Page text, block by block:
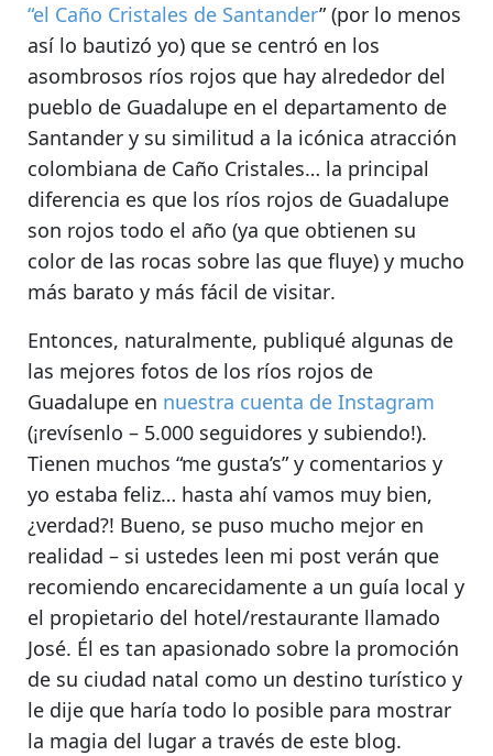
“el Caño Cristales de Santander” (por lo menos
así lo bautizó yo) que se centró en los
asombrosos ríos rojos que hay alrededor del
pueblo de Guadalupe en el departamento de
Santander y su similitud a la icónica atracción
colombiana de Caño Cristales… la principal
diferencia es que los ríos rojos de Guadalupe
son rojos todo el año (ya que obtienen su
color de las rocas sobre las que fluye) y mucho
más barato y más fácil de visitar.
Entonces, naturalmente, publiqué algunas de
las mejores fotos de los ríos rojos de
Guadalupe en nuestra cuenta de Instagram
(¡revísenlo – 5.000 seguidores y subiendo!).
Tienen muchos “me gusta’s” y comentarios y
yo estaba feliz… hasta ahí vamos muy bien,
¿verdad?! Bueno, se puso mucho mejor en
realidad – si ustedes leen mi post verán que
recomiendo encarecidamente a un guía local y
el propietario del hotel/restaurante llamado
José. Él es tan apasionado sobre la promoción
de su ciudad natal como un destino turístico y
le dije que haría todo lo posible para mostrar
la magia del lugar a través de este blog.